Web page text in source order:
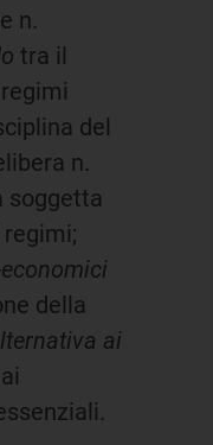
n.
tra il
del
n.
soggetta
della
ai